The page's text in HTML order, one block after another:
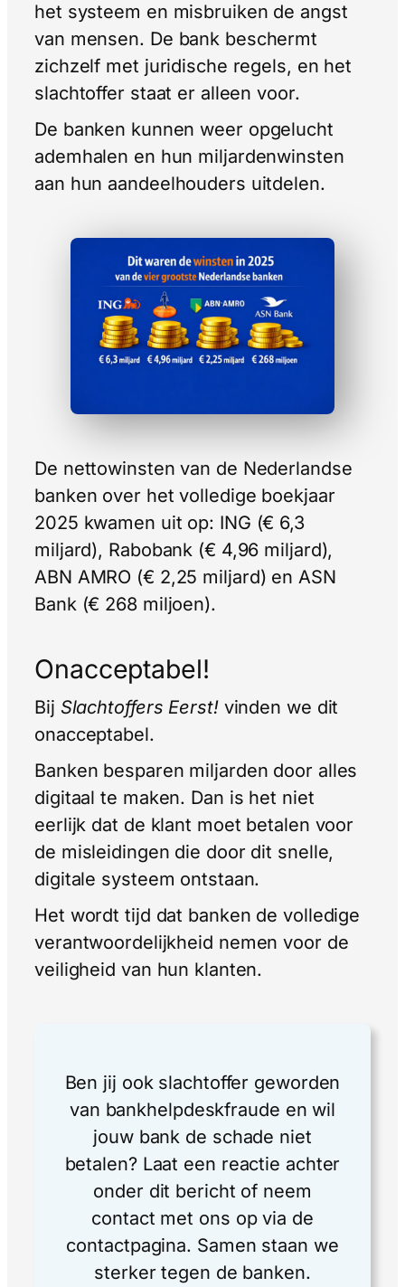
het systeem en misbruiken de angst
van mensen. De bank beschermt
zichzelf met juridische regels, en het
slachtoffer staat er alleen voor.
De banken kunnen weer opgelucht
ademhalen en hun miljardenwinsten
aan hun aandeelhouders uitdelen.
De nettowinsten van de Nederlandse
banken over het volledige boekjaar
2025 kwamen uit op: ING (€ 6,3
miljard), Rabobank (€ 4,96 miljard),
ABN AMRO (€ 2,25 miljard) en ASN
Bank (€ 268 miljoen).
Onacceptabel!
Bij Slachtoffers Eerst!vinden we dit
onacceptabel.
Banken besparen miljarden door alles
digitaal te maken. Dan is het niet
eerlijk dat de klant moet betalen voor
de misleidingen die door dit snelle,
digitale systeem ontstaan.
Het wordt tijd dat banken de volledige
verantwoordelijkheid nemen voor de
veiligheid van hun klanten.
Ben jij ook slachtoffer geworden
van bankhelpdeskfraude en wil
jouw bank de schade niet
betalen? Laat een reactie achter
onder dit bericht of neem
contact met ons op via de
contactpagina. Samen staan we
sterker tegen de banken.